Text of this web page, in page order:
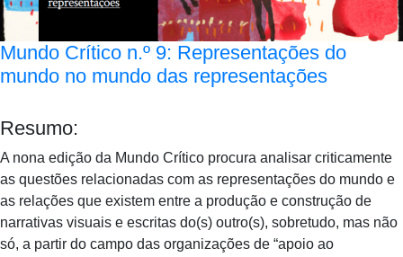
Mundo Crítico n.º 9: Representações do
mundo no mundo das representações
Resumo:
A nona edição da Mundo Crítico procura analisar criticamente
as questões relacionadas com as representações do mundo e
as relações que existem entre a produção e construção de
narrativas visuais e escritas do(s) outro(s), sobretudo, mas não
só, a partir do campo das organizações de “apoio ao